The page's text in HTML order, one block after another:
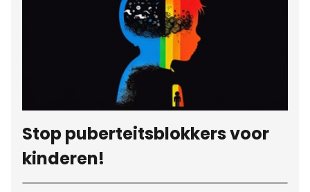
Stop puberteitsblokkers voor
kinderen!